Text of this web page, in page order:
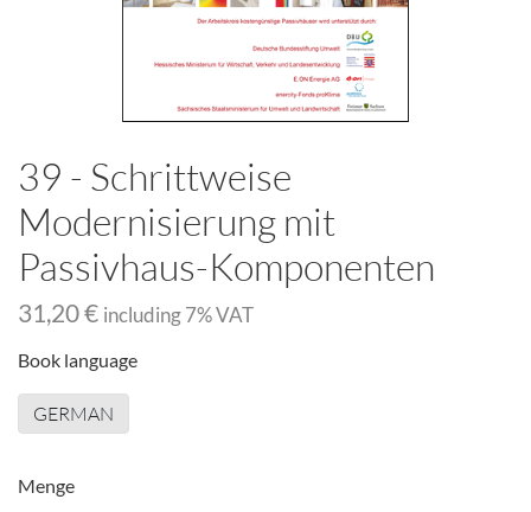
39 - Schrittweise
Modernisierung mit
Passivhaus-Komponenten
31,20 € including 7% VAT
Book language
GERMAN
Menge